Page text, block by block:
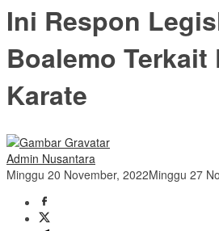
Ini Respon
Boalemo Terkait
Karate
Admin Nusantara
Minggu 20 November, 2022Minggu 27